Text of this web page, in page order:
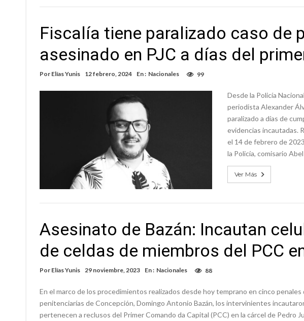
Fiscalía tiene paralizado caso de
asesinado en PJC a días del
Por Elías Yunis 12 febrero, 2024 En : Nacionales 99
Desde la Policía
periodista Alexander
paralizado a días de
evidencias incautadas.
el 14 de febrero de
la Policía, comisario
Ver Más
Asesinato de Bazán: Incautan
de celdas de miembros del PCC
Por Elías Yunis 29 noviembre, 2023 En : Nacionales 88
En el marco de los procedimientos realizados desde hoy temprano en cinco
penitenciarías de Concepción, Domingo Antonio Bazán, los intervinientes
pertenecen a reclusos del Primer Comando da Capital (PCC) en la cárcel de Pedro